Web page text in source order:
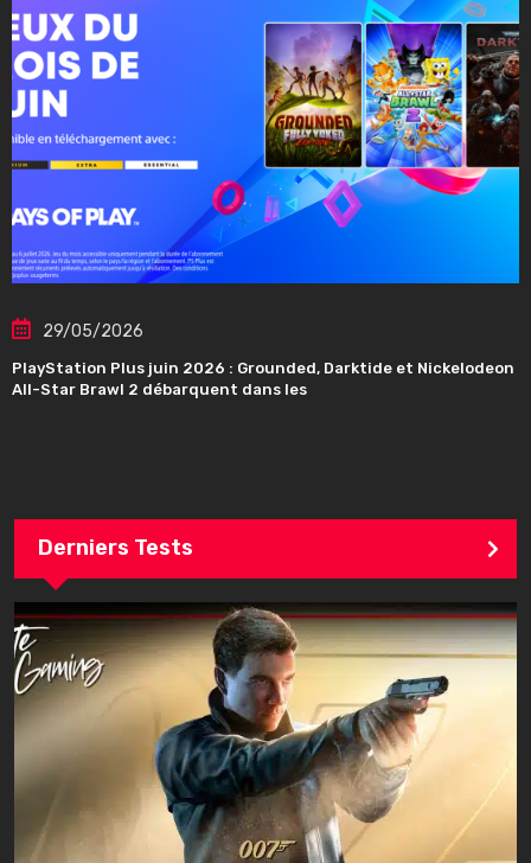
29/05/2026
PlayStation Plus juin 2026 : Grounded, Darktide et Nickelodeon
All-Star Brawl 2 débarquent dans les
Derniers Tests